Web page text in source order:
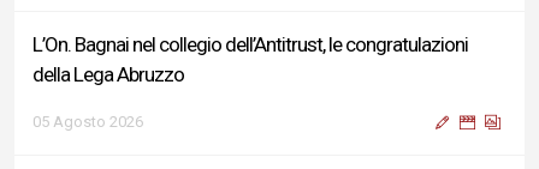
L’On. Bagnai nel collegio dell’Antitrust, le congratulazioni
della Lega Abruzzo
05 Agosto 2026